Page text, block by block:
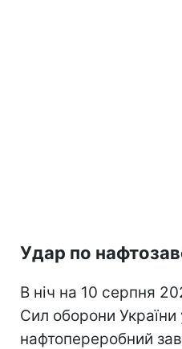
Удар по
В ніч на 10 серпня
Сил оборони України
нафтопереробний